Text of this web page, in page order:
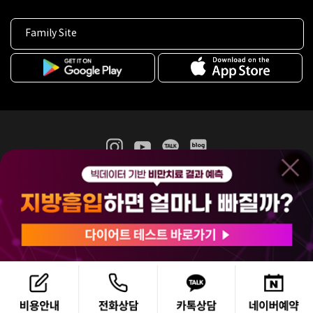
Family Site
365mc 병·의원 이용약관
홈페이지 이용약관
비급여진료수가
(주)365mcㅣ서울특별시 서초구 서초대로52길 7, 3~4층(서초동, 제일빌딩)
120-87-04354ㅣ김남철
COPYRIGHT(C) 2025 365mc. ALL RIGHTS RESERVED.